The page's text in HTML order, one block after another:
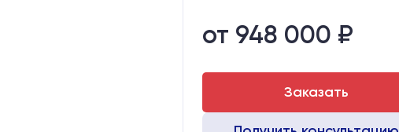
от 948 000 ₽
Заказать